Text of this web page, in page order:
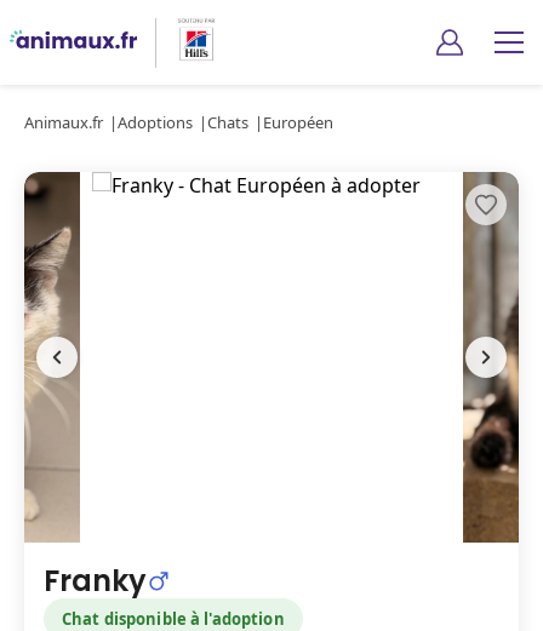
Animaux.fr Adoptions Chats Européen
Franky
Chat disponible à l'adoption